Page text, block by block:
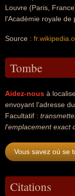
Louvre (Paris,
l'Académie royale de
Source :
Tombe
Aidez-nous à
envoyant l'adresse
Facultatif :
l'emplacement exact
Vous savez où se
Citations